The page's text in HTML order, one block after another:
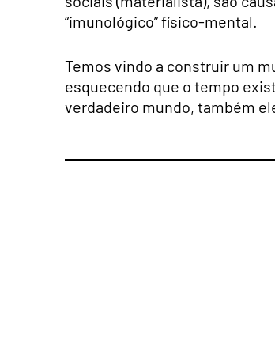
“imunológico” físico-mental.
Temos vindo a construir um
esquecendo que o tempo
verdadeiro mundo, também